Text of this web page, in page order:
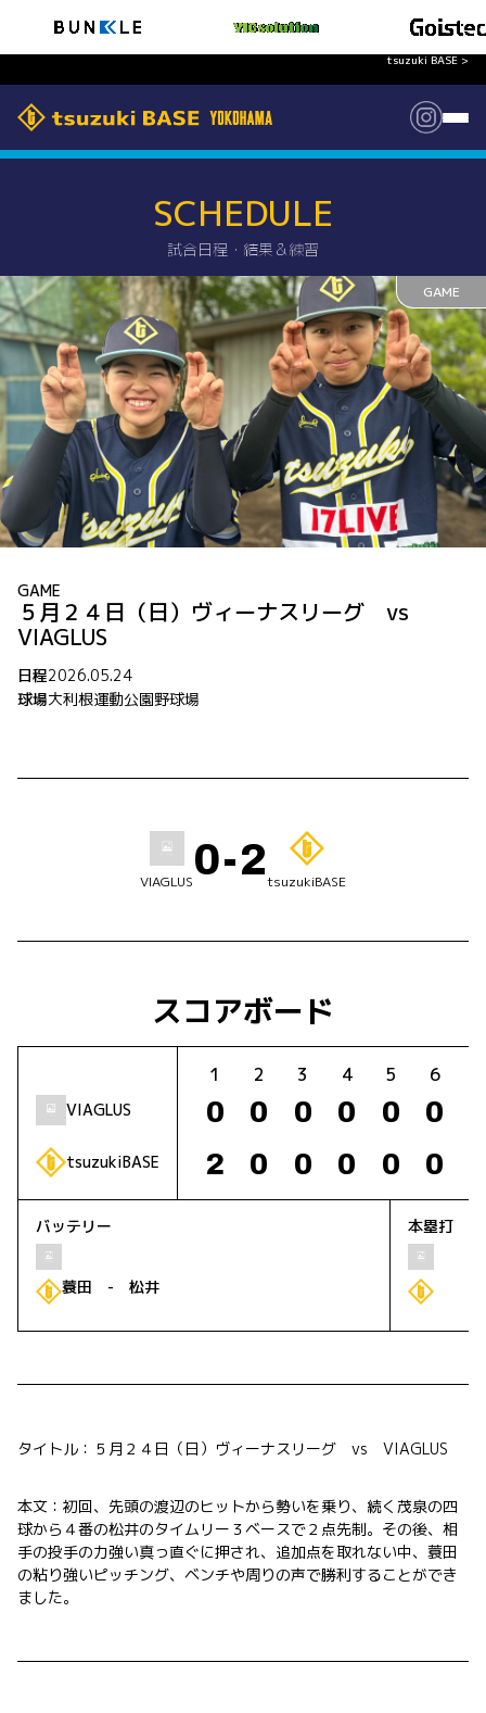
tsuzuki BASE >
SCHEDULE
試合日程・結果＆練習
GAME
GAME
５月２４日（日）ヴィーナスリーグ vs
VIAGLUS
日程2026.05.24
球場大利根運動公園野球場
VIAGLUS0-2tsuzukiBASE
スコアボード
VIAGLUS
tsuzukiBASE
1 2 3 4 5 6
0 0 0 0 0 0
2
0 0 0 0 0
バッテリー
蓑田 - 松井
本塁打
タイトル：５月２４日（日）ヴィーナスリーグ vs VIAGLUS
本文：初回、先頭の渡辺のヒットから勢いを乗り、続く茂泉の四
球から４番の松井のタイムリー３ベースで２点先制。その後、相
手の投手の力強い真っ直ぐに押され、追加点を取れない中、蓑田
の粘り強いピッチング、ベンチや周りの声で勝利することができ
ました。